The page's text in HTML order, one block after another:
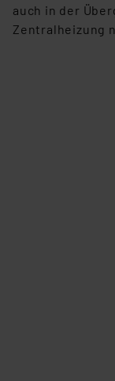
Impressum|
auch in der
Zentralheizung